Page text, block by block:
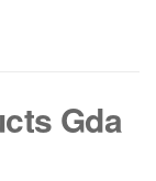
Gda